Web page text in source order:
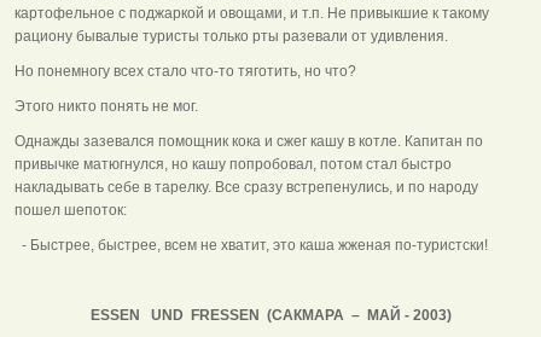
картофельное с поджаркой и овощами, и т.п. Не привыкшие к такому
рациону бывалые туристы только рты разевали от удивления.
Но понемногу всех стало что-то тяготить, но что?
Этого никто понять не мог.
Однажды зазевался помощник кока и сжег кашу в котле. Капитан по
привычке матюгнулся, но кашу попробовал, потом стал быстро
накладывать себе в тарелку. Все сразу встрепенулись, и по народу
пошел шепоток:
- Быстрее, быстрее, всем не хватит, это каша жженая по-туристски!
ESSEN UND FRESSEN (САКМАРА – МАЙ - 2003)